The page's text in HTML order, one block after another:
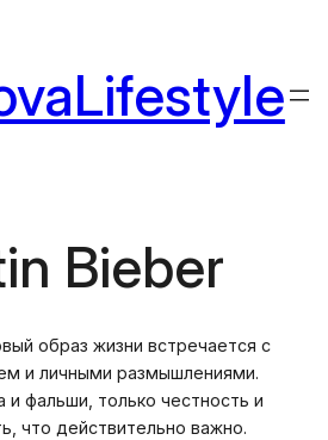
Bieber
образ жизни встречается с
и личными размышлениями.
и фальши, только честность и
что действительно важно.